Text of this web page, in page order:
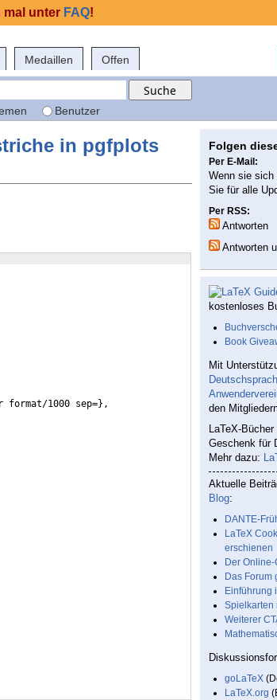
Medaillen Offen
Benutzer
in pgfplots
format/1000 sep=} ,
Folgen
Per E-Mail:
Wenn sie sich
Sie für alle
Per RSS:
Antworten
Antworten
kostenloses
Book
Mit
den
LaTeX-
Geschenk für
Mehr dazu:
Aktuelle
Blog:
DANTE-
LaTeX
erschienen
Der
Das Forum
Einführung
Spielkarten
Weiterer
goLaTeX
LaTeX.org
mal unter FAQ!